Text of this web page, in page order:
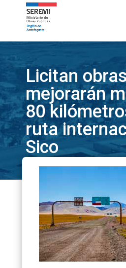
Licitan
mejorarán
80
ruta
Sico